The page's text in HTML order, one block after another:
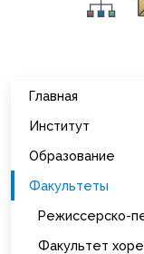
Главная
Институт
Образование
Факультеты
Режиссерско-
Факультет